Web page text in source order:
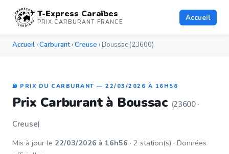
T-Express Caraïbes
PRIX CARBURANT FRANCE Accueil
Accueil ›Carburant›Creuse › Boussac (23600)
⛽ PRIX DU CARBURANT — 22/03/2026 À 16H56
Prix Carburant à Boussac (23600 ·
Creuse)
Mis à jour le 22/03/2026 à 16h56 · 2 station(s) · Données